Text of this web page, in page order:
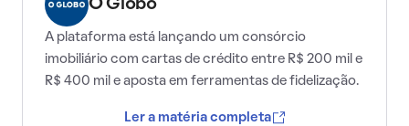
O Globo
A plataforma está lançando um consórcio
imobiliário com cartas de crédito entre R$ 200 mil e
R$ 400 mil e aposta em ferramentas de fidelização.
Ler a matéria completa